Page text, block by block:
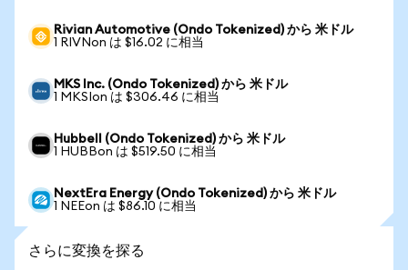
Rivian Automotive (Ondo Tokenized) から 米ドル
1 RIVNon は $16.02 に相当
MKS Inc. (Ondo Tokenized) から 米ドル
1 MKSIon は $306.46 に相当
Hubbell (Ondo Tokenized) から 米ドル
1 HUBBon は $519.50 に相当
NextEra Energy (Ondo Tokenized) から 米ドル
1 NEEon は $86.10 に相当
さらに変換を探る